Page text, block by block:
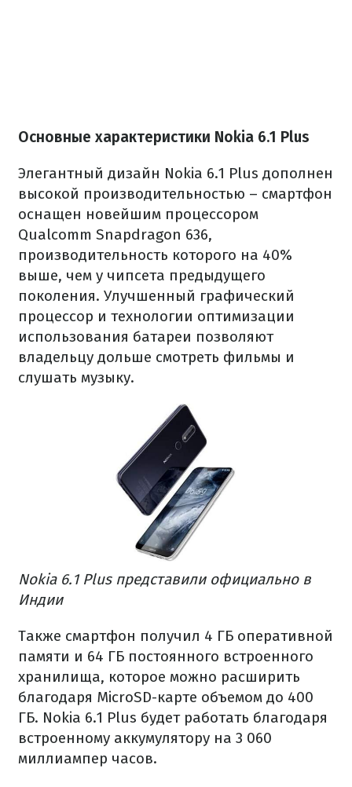
Основные характеристики Nokia 6.1 Plus
Элегантный дизайн Nokia 6.1 Plus дополнен
высокой производительностью – смартфон
оснащен новейшим процессором
Qualcomm Snapdragon 636,
производительность которого на 40%
выше, чем у чипсета предыдущего
поколения. Улучшенный графический
процессор и технологии оптимизации
использования батареи позволяют
владельцу дольше смотреть фильмы и
слушать музыку.
Nokia 6.1 Plus представили официально в
Индии
Также смартфон получил 4 ГБ оперативной
памяти и 64 ГБ постоянного встроенного
хранилища, которое можно расширить
благодаря MicroSD-карте объемом до 400
ГБ. Nokia 6.1 Plus будет работать благодаря
встроенному аккумулятору на 3 060
миллиампер часов.